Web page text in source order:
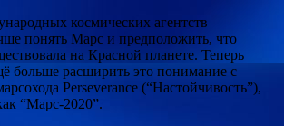
космических агентств
понять Марс и предположить, что
на Красной планете. Теперь
больше расширить это понимание с
Perseverance (“Настойчивость”),
“Марс-2020”.